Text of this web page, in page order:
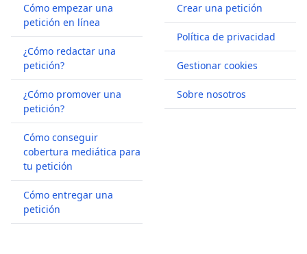
Cómo empezar una
petición en línea
¿Cómo redactar una
petición?
¿Cómo promover una
petición?
Cómo conseguir
cobertura mediática para
tu petición
Cómo entregar una
petición
Crear una petición
Política de privacidad
Gestionar cookies
Sobre nosotros